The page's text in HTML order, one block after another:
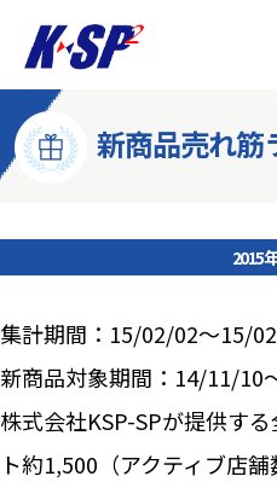
新商品売れ筋
2015
集計期間：15/02/02～15/
新商品対象期間：14/11/10
株式会社KSP-SPが提供す
ト約1,500（アクティブ店